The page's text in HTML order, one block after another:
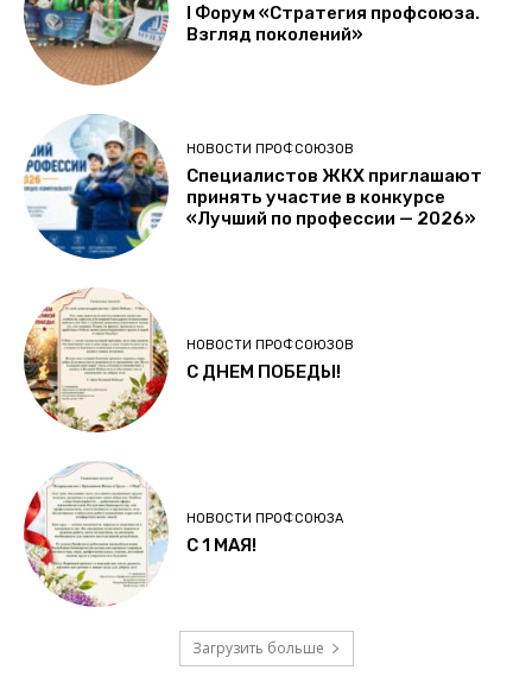
I Форум «Стратегия профсоюза.
Взгляд поколений»
НОВОСТИ ПРОФСОЮЗОВ
Специалистов ЖКХ приглашают
принять участие в конкурсе
«Лучший по профессии — 2026»
НОВОСТИ ПРОФСОЮЗОВ
С ДНЕМ ПОБЕДЫ!
НОВОСТИ ПРОФСОЮЗА
C 1 МАЯ!
Загрузить больше